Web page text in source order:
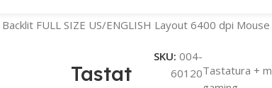
FULL SIZE US/ENGLISH Layout 6400 dpi
Tastat
SKU: 004-
60120Tastatura +